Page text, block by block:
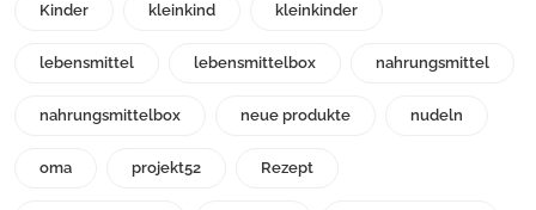
Kinder kleinkind kleinkinder
lebensmittel lebensmittelbox nahrungsmittel
nahrungsmittelbox neue produkte nudeln
oma projekt52 Rezept